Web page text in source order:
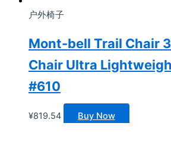
户外椅子
Mont-bell Trail Chair
Chair Ultra
#610
¥819.54 Buy Now